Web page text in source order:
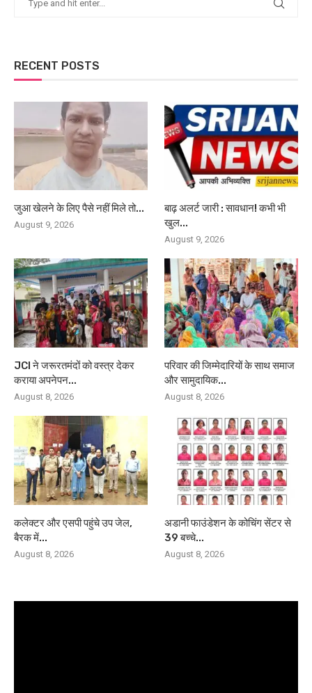
RECENT POSTS
जुआ खेलने के लिए पैसे नहीं मिले तो...
August 9, 2026
बाढ़ अलर्ट जारी : सावधान! कभी भी
खुल...
August 9, 2026
JCI ने जरूरतमंदों को वस्त्र देकर
कराया अपनेपन...
August 8, 2026
परिवार की जिम्मेदारियों के साथ समाज
और सामुदायिक...
August 8, 2026
कलेक्टर और एसपी पहुंचे उप जेल,
बैरक में...
August 8, 2026
अडानी फाउंडेशन के कोचिंग सेंटर से
39 बच्चे...
August 8, 2026